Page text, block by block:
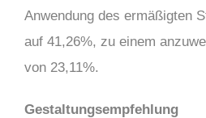
Anwendung des ermäßigten
auf 41,26%, zu einem
von 23,11%.
Gestaltungsempfehlung